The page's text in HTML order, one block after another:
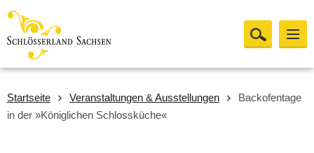
Startseite Veranstaltungen & Ausstellungen
Backofentage
in der »Königlichen Schlossküche«